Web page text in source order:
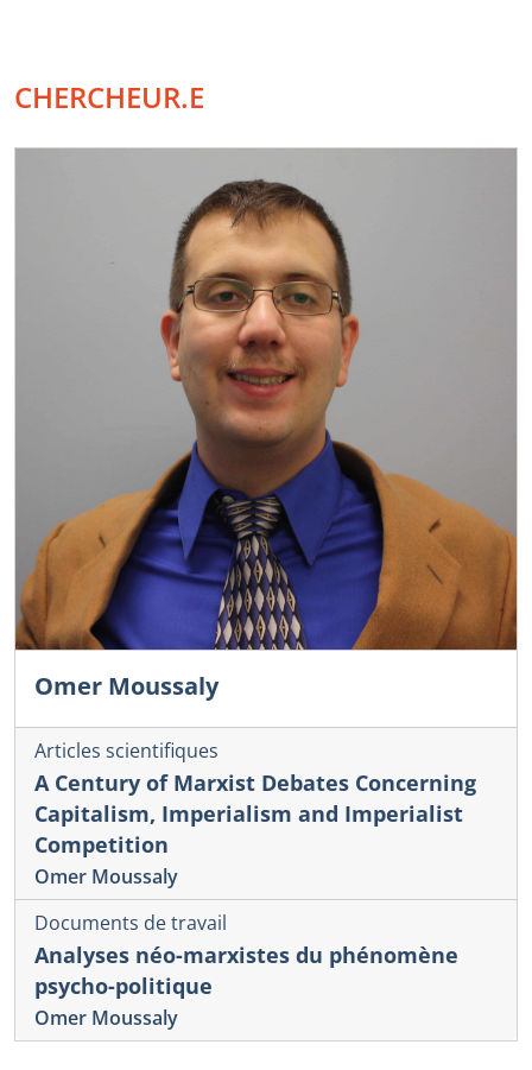
CHERCHEUR.E
Omer Moussaly
Articles scientifiques
A Century of Marxist Debates Concerning
Capitalism, Imperialism and Imperialist
Competition
Omer Moussaly
Documents de travail
Analyses néo-marxistes du phénomène
psycho-politique
Omer Moussaly